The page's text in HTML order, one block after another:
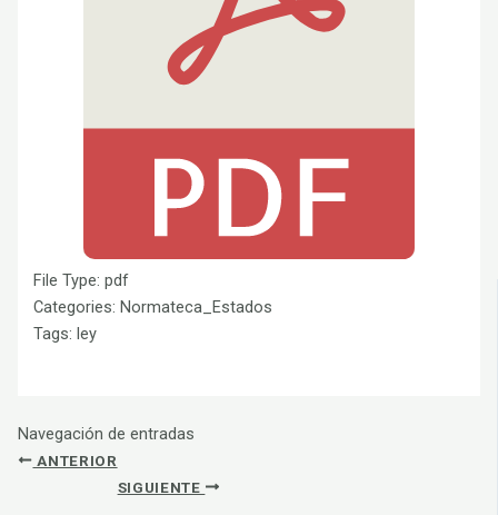
File Type:pdf
Categories:Normateca_Estados
Tags:ley
Navegación de entradas
ANTERIOR
SIGUIENTE